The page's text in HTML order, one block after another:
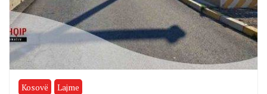
Kosovë Lajme